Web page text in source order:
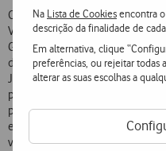
Na Lista de Cookiesencontra
descrição da finalidade de
Em alternativa, clique
preferências, ou rejeitar todas
alterar as suas escolhas a
Os vídeos serão
Vodafone Portugal e
Global Media e Impresa. No
distribuída noswebsitesdo
Já no grupo Impresa, será
plataforma terá, ainda,
publicações e terá um
expresso.sapo.pt/vodafone-
vodafonefuture.jn.pt,